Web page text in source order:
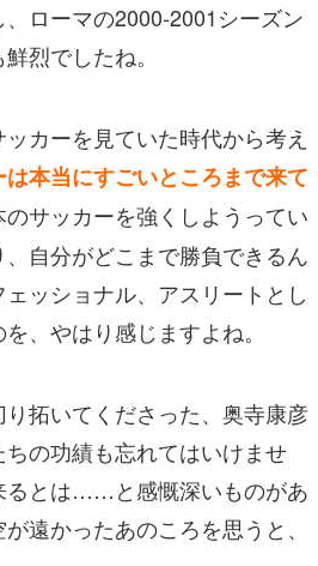
ローマの2000-2001シーズン
烈でしたね。
カーを見ていた時代から考え
本当にすごいところまで来て
のサッカーを強くしようってい
自分がどこまで勝負できるん
ッショナル、アスリートとし
、やはり感じますよね。
拓いてくださった、奥寺康彦
の功績も忘れてはいけませ
るとは……と感慨深いものがあ
遠かったあのころを思うと、